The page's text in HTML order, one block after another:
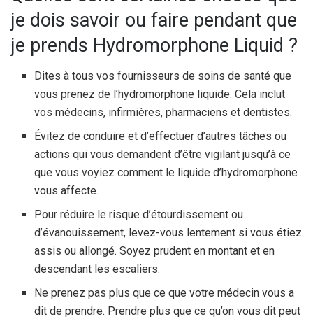
je dois savoir ou faire pendant que
je prends Hydromorphone Liquid ?
Dites à tous vos fournisseurs de soins de santé que
vous prenez de l’hydromorphone liquide. Cela inclut
vos médecins, infirmières, pharmaciens et dentistes.
Évitez de conduire et d’effectuer d’autres tâches ou
actions qui vous demandent d’être vigilant jusqu’à ce
que vous voyiez comment le liquide d’hydromorphone
vous affecte.
Pour réduire le risque d’étourdissement ou
d’évanouissement, levez-vous lentement si vous étiez
assis ou allongé. Soyez prudent en montant et en
descendant les escaliers.
Ne prenez pas plus que ce que votre médecin vous a
dit de prendre. Prendre plus que ce qu’on vous dit peut